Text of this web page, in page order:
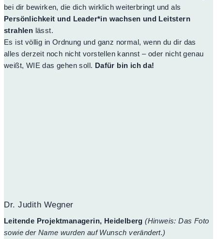
bei dir bewirken, die dich wirklich weiterbringt und als
Persönlichkeit und Leader*in wachsen und Leitstern
strahlen lässt.
Es ist völlig in Ordnung und ganz normal, wenn du dir das
alles derzeit noch nicht vorstellen kannst – oder nicht genau
weißt, WIE das gehen soll. Dafür bin ich da!
Dr. Judith Wegner
Leitende Projektmanagerin, Heidelberg(Hinweis: Das Foto
sowie der Name wurden auf Wunsch verändert.)